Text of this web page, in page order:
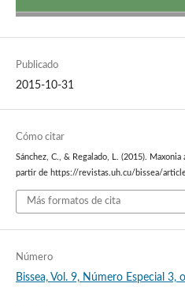
Publicado
2015-10-31
Cómo citar
Sánchez, C., & Regalado, L. (2015). Maxonia
partir de https://revistas.uh.cu/bissea/
Más formatos de cita
Número
Bissea, Vol. 9, Número Especial 3,